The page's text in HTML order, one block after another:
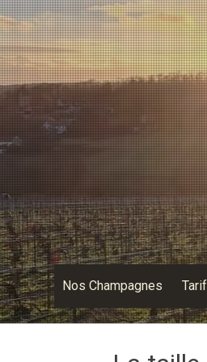
Nos Champagnes